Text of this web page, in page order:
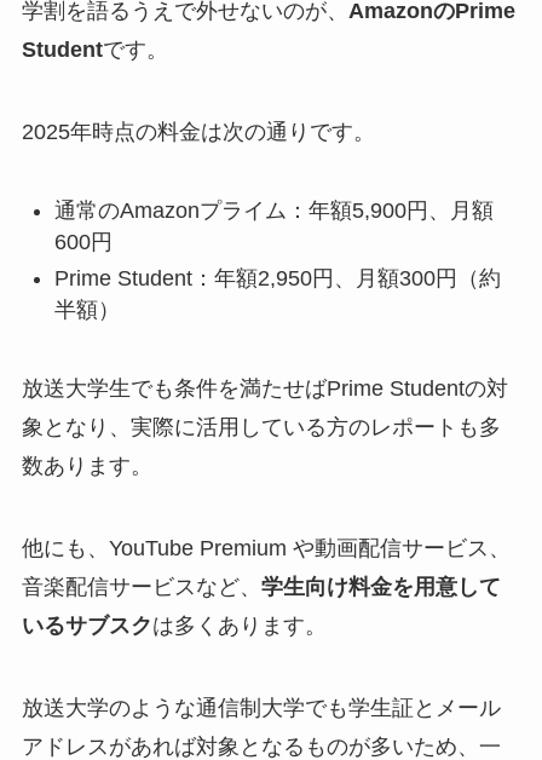
学割を語るうえで外せないのが、 AmazonのPrime
Studentです。
2025年時点の料金は次の通りです。
通常のAmazonプライム：年額5,900円、月額
600円
Prime Student：年額2,950円、月額300円（約
半額）
放送大学生でも条件を満たせばPrime Studentの対
象となり、実際に活用している方のレポートも多
数あります。
他にも、YouTube Premium や動画配信サービス、
音楽配信サービスなど、 学生向け料金を用意して
いるサブスクは多くあります。
放送大学のような通信制大学でも学生証とメール
アドレスがあれば対象となるものが多いため、一